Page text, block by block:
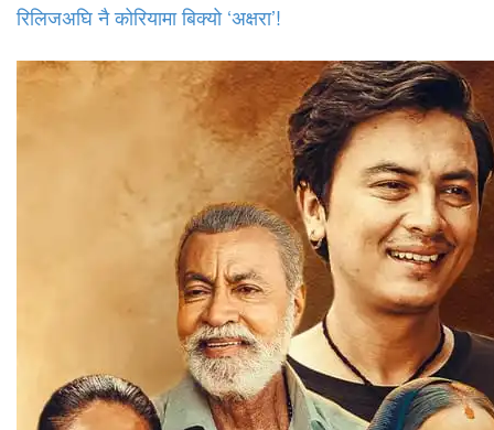
रिलिजअघि नै कोरियामा बिक्यो ‘अक्षरा’!